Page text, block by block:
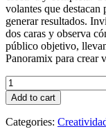
volantes que destacan
generar resultados.
dos caras y observa
público objetivo,
Panoramix para crear
VOLANTE
2
CARAS
quantity
Add to cart
Categories: